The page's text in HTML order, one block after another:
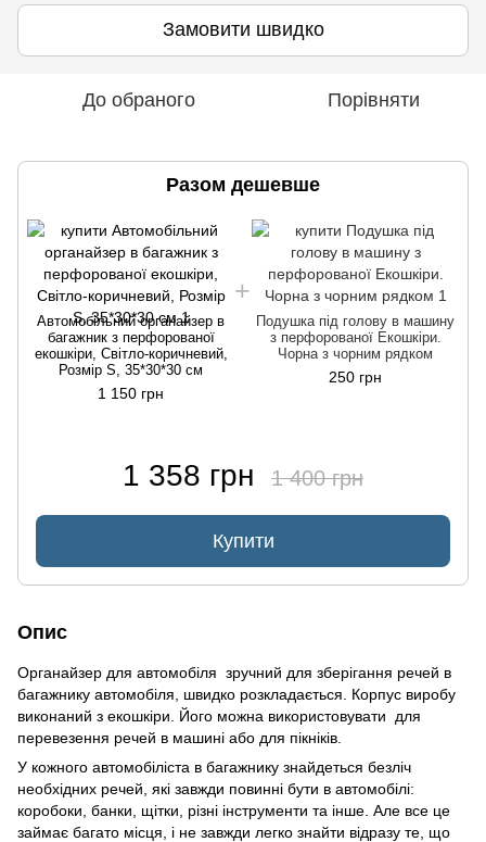
Замовити швидко
До обраного Порівняти
Разом дешевше
Автомобільний органайзер в
багажник з перфорованої
екошкіри, Світло-коричневий,
Розмір S, 35*30*30 см
1 150 грн
Подушка під голову в машину
з перфорованої Екошкіри.
Чорна з чорним рядком
250 грн
1 358 грн 1 400 грн
Купити
Опис
Органайзер для автомобіля зручний для зберігання речей в
багажнику автомобіля, швидко розкладається. Корпус виробу
виконаний з екошкіри. Його можна використовувати для
перевезення речей в машині або для пікніків.
У кожного автомобіліста в багажнику знайдеться безліч
необхідних речей, які завжди повинні бути в автомобілі:
коробоки, банки, щітки, різні інструменти та інше. Але все це
займає багато місця, і не завжди легко знайти відразу те, що